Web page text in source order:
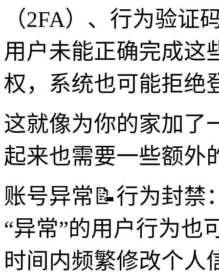
（2FA）、行为验
用户未能正确完成这
权，系统也可能拒绝
这就像为你的家加了
起来也需要一些额外
账号异常📝行为封禁
“异常”的用户行为也
时间内频繁修改个人